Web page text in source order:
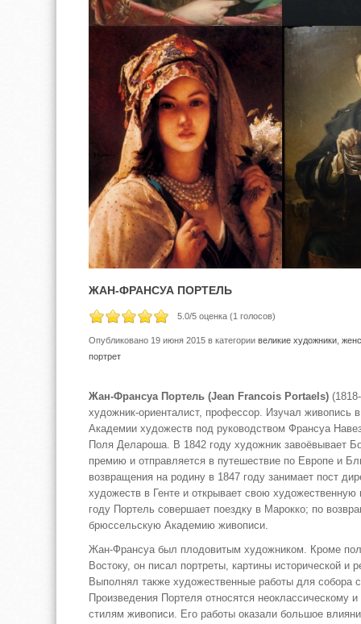
ЖАН-ФРАНСУА ПОРТЕЛЬ
5.0/5 оценка (1 голосов)
Опубликовано 19 июня 2015 в категории великие художники
портрет
Жан-Франсуа Портель (Jean Francois Portaels)
художник-ориенталист, профессор. Изучал живопись
Академии художеств под руководством Франсуа
Поля Делароша. В 1842 году художник завоёвывает
премию и отправляется в путешествие по Европе и
возвращения на родину в 1847 году занимает пост
художеств в Генте и открывает свою
году Портель совершает поездку в Марокко; по
брюссельскую Академию живописи.
Жан-Франсуа был плодовитым художником. Кроме
Востоку, он писал портреты, картины исторической и
Выполнял также художественные работы для собора
Произведения Портеля относятся неоклассическому
стилям живописи. Его работы оказали большое